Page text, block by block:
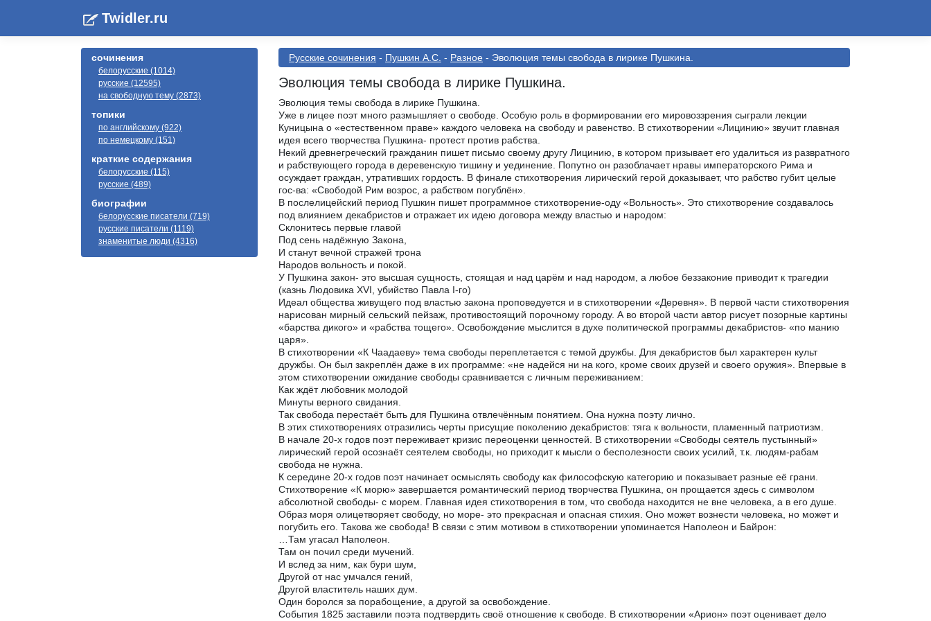
Twidler.ru
сочинения
белорусские (1014)
русские (12595)
на свободную тему (2873)
топики
по английскому (922)
по немецкому (151)
краткие содержания
белорусские (115)
русские (489)
биографии
белорусские писатели (719)
русские писатели (1119)
знаменитые люди (4316)
Русские сочинения - Пушкин А.С. - Разное - Эволюция темы свобода в лирике Пушкина.
Эволюция темы свобода в лирике Пушкина.
Эволюция темы свобода в лирике Пушкина.
Уже в лицее поэт много размышляет о свободе. Особую роль в формировании его мировоззрения сыграли лекции
Куницына о «естественном праве» каждого человека на свободу и равенство. В стихотворении «Лицинию» звучит главная
идея всего творчества Пушкина- протест против рабства.
Некий древнегреческий гражданин пишет письмо своему другу Лицинию, в котором призывает его удалиться из развратного
и рабствующего города в деревенскую тишину и уединение. Попутно он разоблачает нравы императорского Рима и
осуждает граждан, утративших гордость. В финале стихотворения лирический герой доказывает, что рабство губит целые
гос-ва: «Свободой Рим возрос, а рабством погублён».
В послелицейский период Пушкин пишет программное стихотворение-оду «Вольность». Это стихотворение создавалось
под влиянием декабристов и отражает их идею договора между властью и народом:
Склонитесь первые главой
Под сень надёжную Закона,
И станут вечной стражей трона
Народов вольность и покой.
У Пушкина закон- это высшая сущность, стоящая и над царём и над народом, а любое беззаконие приводит к трагедии
(казнь Людовика XVI, убийство Павла I-го)
Идеал общества живущего под властью закона проповедуется и в стихотворении «Деревня». В первой части стихотворения
нарисован мирный сельский пейзаж, противостоящий порочному городу. А во второй части автор рисует позорные картины
«барства дикого» и «рабства тощего». Освобождение мыслится в духе политической программы декабристов- «по манию
царя».
В стихотворении «К Чаадаеву» тема свободы переплетается с темой дружбы. Для декабристов был характерен культ
дружбы. Он был закреплён даже в их программе: «не надейся ни на кого, кроме своих друзей и своего оружия». Впервые в
этом стихотворении ожидание свободы сравнивается с личным переживанием:
Как ждёт любовник молодой
Минуты верного свидания.
Так свобода перестаёт быть для Пушкина отвлечённым понятием. Она нужна поэту лично.
В этих стихотворениях отразились черты присущие поколению декабристов: тяга к вольности, пламенный патриотизм.
В начале 20-х годов поэт переживает кризис переоценки ценностей. В стихотворении «Свободы сеятель пустынный»
лирический герой осознаёт сеятелем свободы, но приходит к мысли о бесполезности своих усилий, т.к. людям-рабам
свобода не нужна.
К середине 20-х годов поэт начинает осмыслять свободу как философскую категорию и показывает разные её грани.
Стихотворение «К морю» завершается романтический период творчества Пушкина, он прощается здесь с символом
абсолютной свободы- с морем. Главная идея стихотворения в том, что свобода находится не вне человека, а в его душе.
Образ моря олицетворяет свободу, но море- это прекрасная и опасная стихия. Оно может вознести человека, но может и
погубить его. Такова же свобода! В связи с этим мотивом в стихотворении упоминается Наполеон и Байрон:
…Там угасал Наполеон.
Там он почил среди мучений.
И вслед за ним, как бури шум,
Другой от нас умчался гений,
Другой властитель наших дум.
Один боролся за порабощение, а другой за освобождение.
События 1825 заставили поэта подтвердить своё отношение к свободе. В стихотворении «Арион» поэт оценивает дело